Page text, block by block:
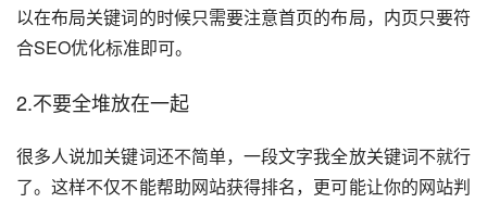
以在布局关键词的时候只需要注意首页的布局，内页只要符
合SEO优化标准即可。
2.不要全堆放在一起
很多人说加关键词还不简单，一段文字我全放关键词不就行
了。这样不仅不能帮助网站获得排名，更可能让你的网站判